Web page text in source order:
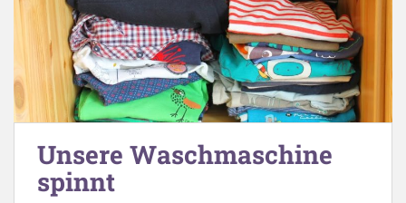
Unsere Waschmaschine
spinnt